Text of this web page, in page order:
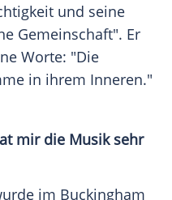
und seine
Gemeinschaft". Er
Worte: "Die
in ihrem Inneren."
mir die Musiksehr
im Buckingham